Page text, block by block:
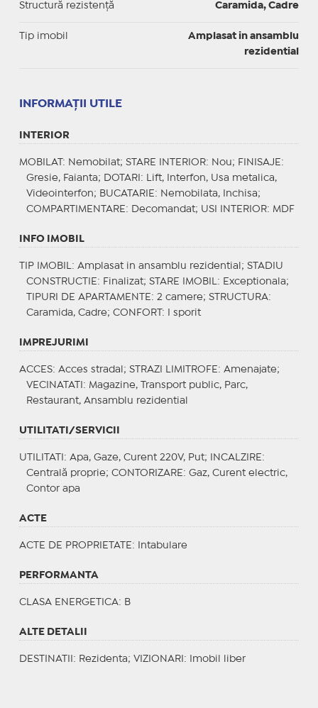
Structură rezistență Caramida, Cadre
Tip imobil
Amplasat in ansamblu
rezidential
INFORMAŢII UTILE
INTERIOR
MOBILAT : Nemobilat; STARE INTERIOR: Nou; FINISAJE :
Gresie, Faianta;
DOTARI : Lift, Interfon, Usa metalica,
Videointerfon; BUCATARIE : Nemobilata, Inchisa;
COMPARTIMENTARE : Decomandat; USI INTERIOR: MDF
INFO IMOBIL
TIP IMOBIL : Amplasat in ansamblu rezidential; STADIU
CONSTRUCTIE : Finalizat; STARE IMOBIL : Exceptionala;
TIPURI DE APARTAMENTE : 2 camere; STRUCTURA:
Caramida, Cadre; CONFORT : I sporit
IMPREJURIMI
ACCES: Acces stradal; STRAZI LIMITROFE : Amenajate;
VECINATATI : Magazine, Transport public, Parc,
Restaurant, Ansamblu rezidential
UTILITATI/SERVICII
UTILITATI : Apa, Gaze, Curent 220V, Put; INCALZIRE :
Centrală proprie; CONTORIZARE : Gaz, Curent electric,
Contor apa
ACTE
ACTE DE PROPRIETATE : Intabulare
PERFORMANTA
CLASA ENERGETICA: B
ALTE DETALII
DESTINATII : Rezidenta; VIZIONARI : Imobil liber